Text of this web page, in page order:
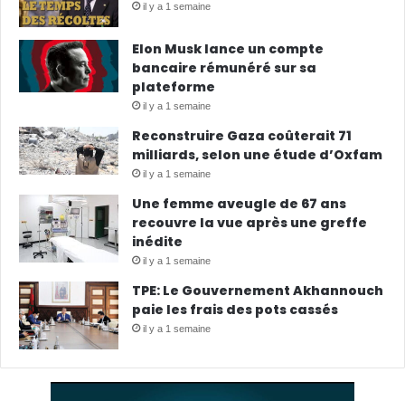
il y a 1 semaine
Elon Musk lance un compte
bancaire rémunéré sur sa
plateforme
il y a 1 semaine
Reconstruire Gaza coûterait 71
milliards, selon une étude d’Oxfam
il y a 1 semaine
Une femme aveugle de 67 ans
recouvre la vue après une greffe
inédite
il y a 1 semaine
TPE: Le Gouvernement Akhannouch
paie les frais des pots cassés
il y a 1 semaine